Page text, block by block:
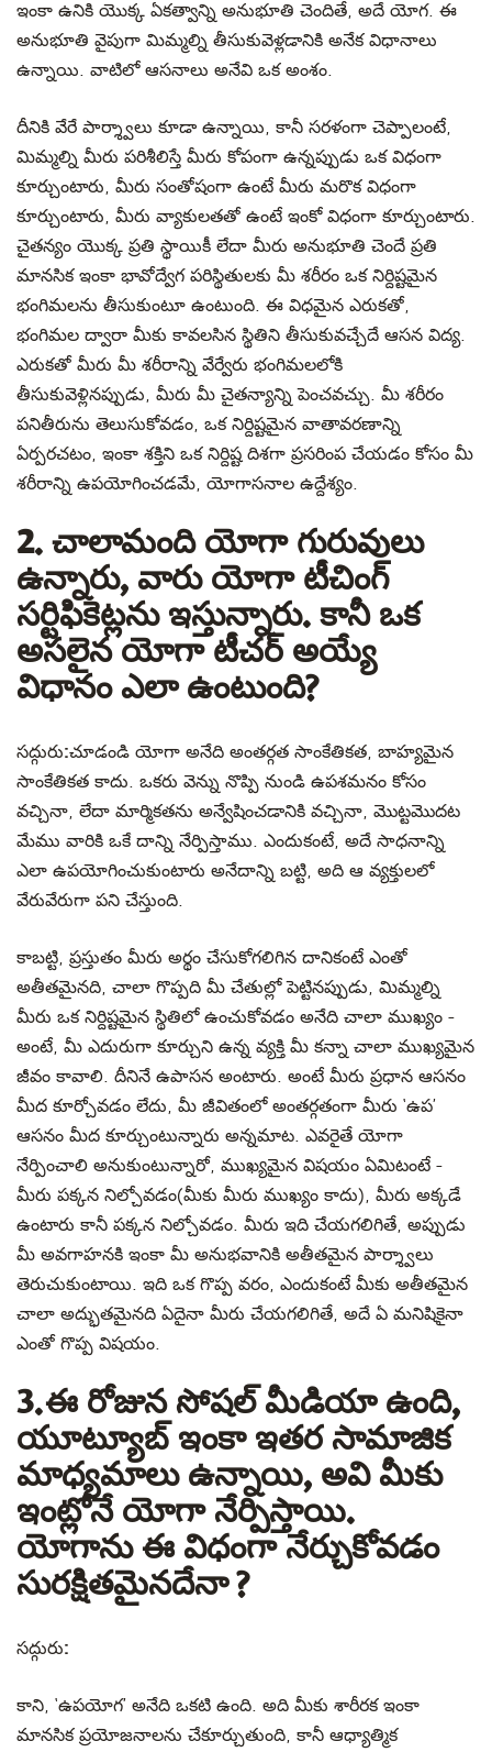
ఇంకా ఉనికి యొక్క ఏకత్వాన్ని అనుభూతి చెందితే, అదే యోగ. ఈ
అనుభూతి వైపుగా మిమ్మల్ని తీసుకువెళ్లడానికి అనేక విధానాలు
ఉన్నాయి. వాటిలో ఆసనాలు అనేవి ఒక అంశం.
దీనికి వేరే పార్శ్వాలు కూడా ఉన్నాయి, కానీ సరళంగా చెప్పాలంటే,
మిమ్మల్ని మీరు పరిశీలిస్తే మీరు కోపంగా ఉన్నప్పుడు ఒక విధంగా
కూర్చుంటారు, మీరు సంతోషంగా ఉంటే మీరు మరొక విధంగా
కూర్చుంటారు, మీరు వ్యాకులతతో ఉంటే ఇంకో విధంగా కూర్చుంటారు.
చైతన్యం యొక్క ప్రతి స్థాయికీ లేదా మీరు అనుభూతి చెందే ప్రతి
మానసిక ఇంకా భావోద్వేగ పరిస్థితులకు మీ శరీరం ఒక నిర్దిష్టమైన
భంగిమలను తీసుకుంటూ ఉంటుంది. ఈ విధమైన ఎరుకతో,
భంగిమల ద్వారా మీకు కావలసిన స్థితిని తీసుకువచ్చేదే ఆసన విద్య.
ఎరుకతో మీరు మీ శరీరాన్ని వేర్వేరు భంగిమలలోకి
తీసుకువెళ్లినప్పుడు, మీరు మీ చైతన్యాన్ని పెంచవచ్చు. మీ శరీరం
పనితీరును తెలుసుకోవడం, ఒక నిర్దిష్టమైన వాతావరణాన్ని
ఏర్పరచటం, ఇంకా శక్తిని ఒక నిర్దిష్ట దిశగా ప్రసరింప చేయడం కోసం మీ
శరీరాన్ని ఉపయోగించడమే, యోగాసనాల ఉద్దేశ్యం.
2. చాలామంది యోగా గురువులు
ఉన్నారు, వారు యోగా టీచింగ్
సర్టిఫికెట్లను ఇస్తున్నారు. కానీ ఒక
అసలైన యోగా టీచర్ అయ్యే
విధానం ఎలా ఉంటుంది?
సద్గురు:చూడండి యోగా అనేది అంతర్గత సాంకేతికత, బాహ్యమైన
సాంకేతికత కాదు. ఒకరు వెన్ను నొప్పి నుండి ఉపశమనం కోసం
వచ్చినా, లేదా మార్మికతను అన్వేషించడానికి వచ్చినా, మొట్టమొదట
మేము వారికి ఒకే దాన్ని నేర్పిస్తాము. ఎందుకంటే, అదే సాధనాన్ని
ఎలా ఉపయోగించుకుంటారు అనేదాన్ని బట్టి, అది ఆ వ్యక్తులలో
వేరువేరుగా పని చేస్తుంది.
కాబట్టి, ప్రస్తుతం మీరు అర్థం చేసుకోగలిగిన దానికంటే ఎంతో
అతీతమైనది, చాలా గొప్పది మీ చేతుల్లో పెట్టినప్పుడు, మిమ్మల్ని
మీరు ఒక నిర్దిష్టమైన స్థితిలో ఉంచుకోవడం అనేది చాలా ముఖ్యం -
అంటే, మీ ఎదురుగా కూర్చుని ఉన్న వ్యక్తి మీ కన్నా చాలా ముఖ్యమైన
జీవం కావాలి. దీనినే ఉపాసన అంటారు. అంటే మీరు ప్రధాన ఆసనం
మీద కూర్చోవడం లేదు, మీ జీవితంలో అంతర్గతంగా మీరు ‘ఉప’
ఆసనం మీద కూర్చుంటున్నారు అన్నమాట. ఎవరైతే యోగా
నేర్పించాలి అనుకుంటున్నారో, ముఖ్యమైన విషయం ఏమిటంటే -
మీరు పక్కన నిల్చోవడం(మీకు మీరు ముఖ్యం కాదు), మీరు అక్కడే
ఉంటారు కానీ పక్కన నిల్చోవడం. మీరు ఇది చేయగలిగితే, అప్పుడు
మీ అవగాహనకి ఇంకా మీ అనుభవానికి అతీతమైన పార్శ్వాలు
తెరుచుకుంటాయి. ఇది ఒక గొప్ప వరం, ఎందుకంటే మీకు అతీతమైన
చాలా అద్భుతమైనది ఏదైనా మీరు చేయగలిగితే, అదే ఏ మనిషికైనా
ఎంతో గొప్ప విషయం.
3.ఈ రోజున సోషల్ మీడియా ఉంది,
యూట్యూబ్ ఇంకా ఇతర సామాజిక
మాధ్యమాలు ఉన్నాయి, అవి మీకు
ఇంట్లోనే యోగా నేర్పిస్తాయి.
యోగాను ఈ విధంగా నేర్చుకోవడం
సురక్షితమైనదేనా ?
సద్గురు:
కాని, ‘ఉపయోగ’ అనేది ఒకటి ఉంది. అది మీకు శారీరక ఇంకా
మానసిక ప్రయోజనాలను చేకూర్చుతుంది, కానీ ఆధ్యాత్మిక